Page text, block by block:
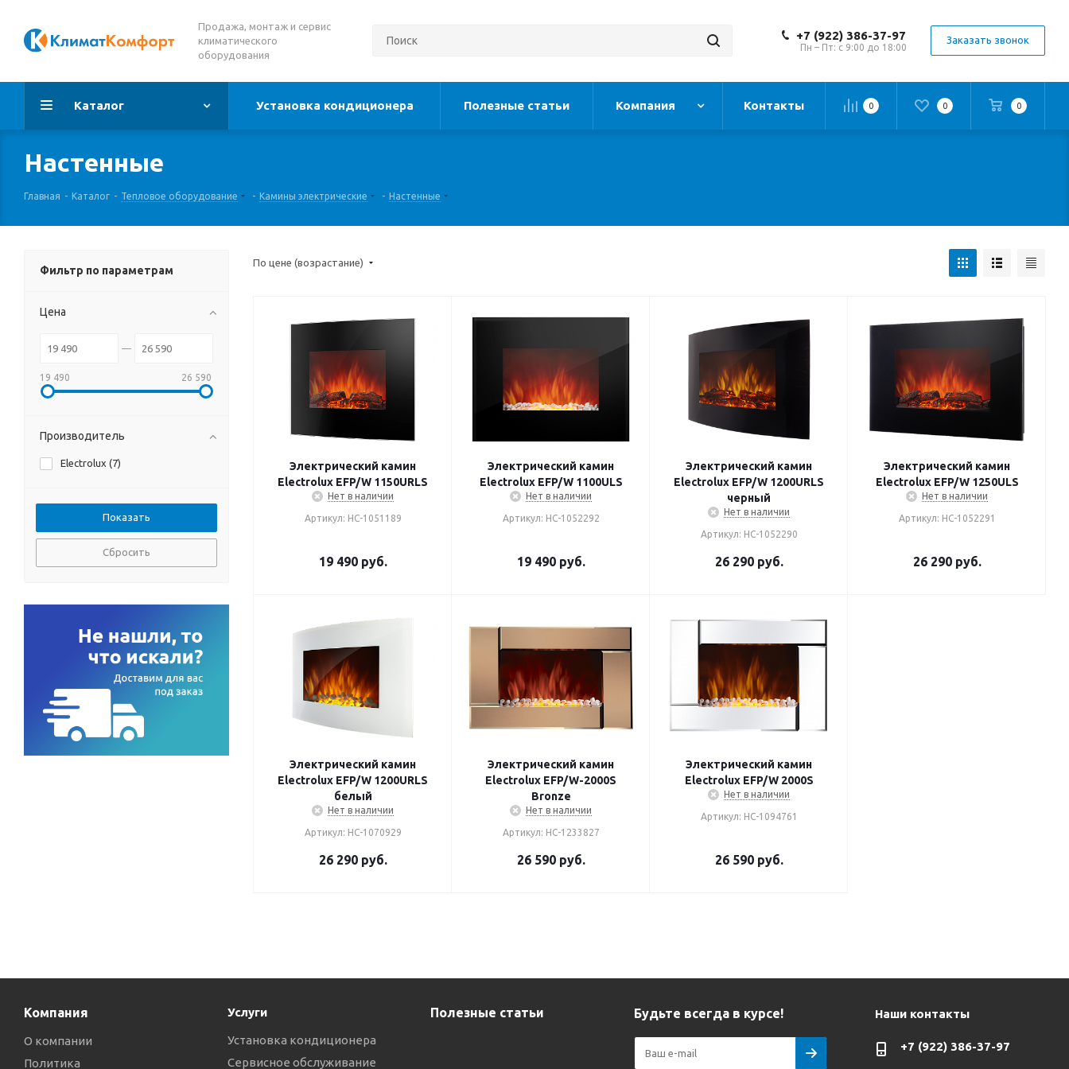
Продажа, монтаж и сервис
климатического
оборудования
+7 (922) 386-37-97
Пн – Пт: с 9:00 до 18:00
Заказать звонок
0 0 0
Каталог Установка кондиционера Полезные статьи Компания Контакты
Настенные
Главная - Каталог - Тепловое оборудование - Камины электрические - Настенные
По цене (возрастание)
Электрический камин
Electrolux EFP/W 1150URLS
Нет в наличии
Артикул: НС-1051189
19 490руб.
Электрический камин
Electrolux EFP/W 1100ULS
Нет в наличии
Артикул: НС-1052292
19 490руб.
Электрический камин
Electrolux EFP/W 1200URLS
черный
Нет в наличии
Артикул: НС-1052290
26 290руб.
Электрический камин
Electrolux EFP/W 1250ULS
Нет в наличии
Артикул: НС-1052291
26 290руб.
Электрический камин
Electrolux EFP/W 1200URLS
белый
Нет в наличии
Артикул: НС-1070929
26 290руб.
Электрический камин
Electrolux EFP/W-2000S
Bronze
Нет в наличии
Артикул: НС-1233827
26 590руб.
Электрический камин
Electrolux EFP/W 2000S
Нет в наличии
Артикул: НС-1094761
26 590руб.
Фильтр по параметрам
Цена
19 490 26 590
Производитель
Electrolux (7)
Сбросить
Компания
О компании
Политика
Услуги
Установка кондиционера
Сервисное обслуживание
Полезные статьи Будьте всегда в курсе! Наши контакты
+7 (922) 386-37-97